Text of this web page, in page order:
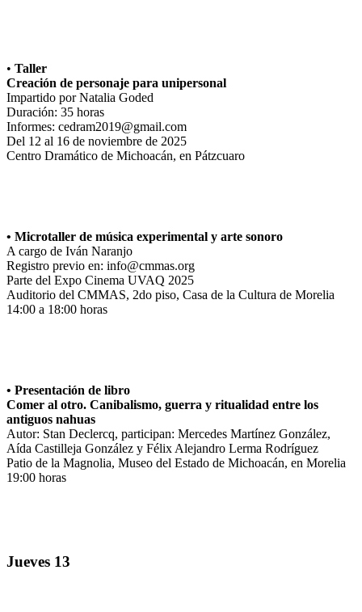
• Taller
Creación de personaje para unipersonal
Impartido por Natalia Goded
Duración: 35 horas
Informes: cedram2019@gmail.com
Del 12 al 16 de noviembre de 2025
Centro Dramático de Michoacán, en Pátzcuaro
• Microtaller de música experimental y arte sonoro
A cargo de Iván Naranjo
Registro previo en: info@cmmas.org
Parte del Expo Cinema UVAQ 2025
Auditorio del CMMAS, 2do piso, Casa de la Cultura de Morelia
14:00 a 18:00 horas
• Presentación de libro
Comer al otro. Canibalismo, guerra y ritualidad entre los
antiguos nahuas
Autor: Stan Declercq, participan: Mercedes Martínez González,
Aída Castilleja González y Félix Alejandro Lerma Rodríguez
Patio de la Magnolia, Museo del Estado de Michoacán, en Morelia
19:00 horas
Jueves 13